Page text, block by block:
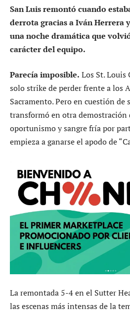
San Luis remontó cuando
derrota gracias a Iván Herrera
una noche dramática que
carácter del equipo.
Parecía imposible. Los St. Louis
solo strike de perder frente a los
Sacramento. Pero en cuestión de
transformó en otra demostración
oportunismo y sangre fría por
empieza a ganarse el apodo de
La remontada 5-4 en el Sutter
las escenas más intensas de la